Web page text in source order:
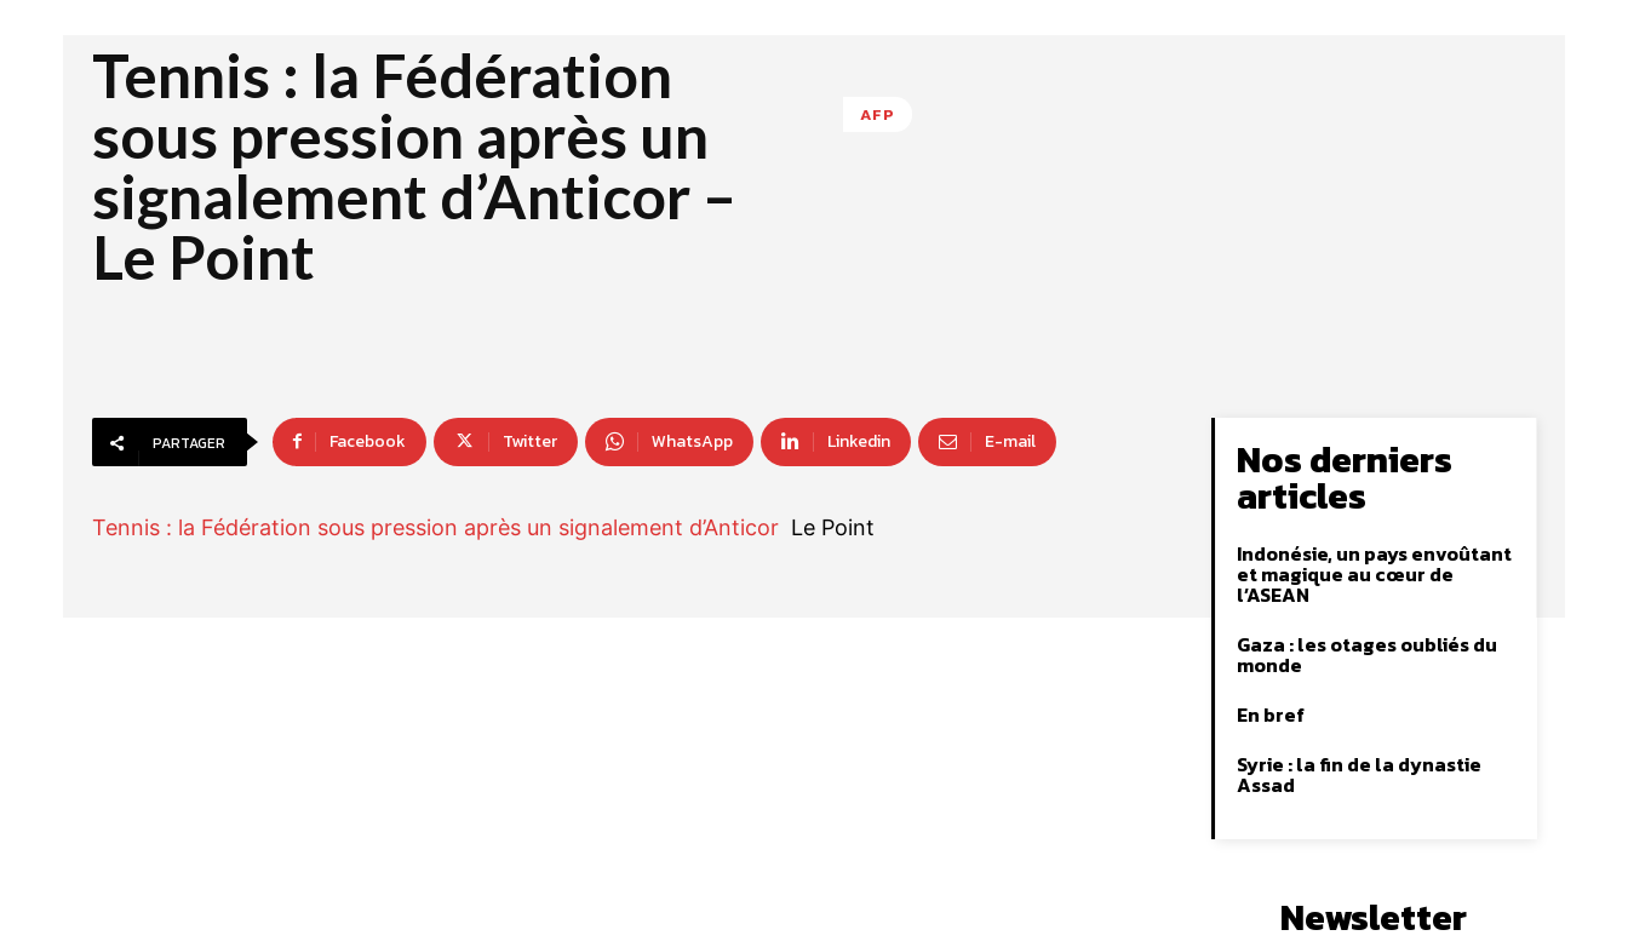
Tennis : la Fédération
sous pression après un
signalement d’Anticor –
Le Point
AFP
PARTAGER Facebook Twitter WhatsApp Linkedin E-mail
Tennis : la Fédération sous pression après un signalement d’Anticor Le Point
Nos derniers
articles
Indonésie, un pays envoûtant
et magique au cœur de
l’ASEAN
Gaza : les otages oubliés du
monde
En bref
Syrie : la fin de la dynastie
Assad
Newsletter